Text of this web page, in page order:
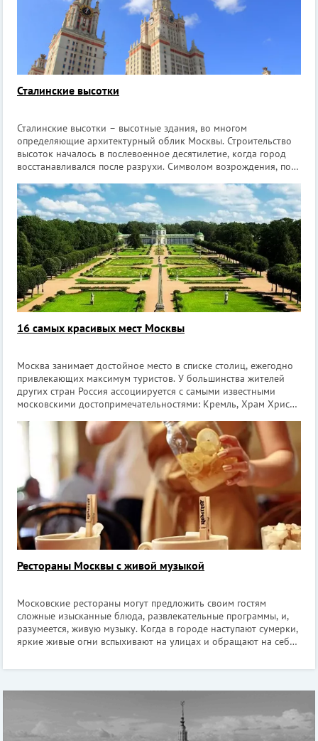
Сталинские высотки
Сталинские высотки – высотные здания, во многом
определяющие архитектурный облик Москвы. Строительство
высоток началось в послевоенное десятилетие, когда город
восстанавливался после разрухи. Символом возрождения, по
архитектуры. В Совмине
16 самых красивых мест Москвы
Москва занимает достойное место в списке столиц, ежегодно
привлекающих максимум туристов. У большинства жителей
других стран Россия ассоциируется с самыми известными
московскими достопримечательностями: Кремль, Храм Христа
всех красивых
Рестораны Москвы с живой музыкой
Московские рестораны могут предложить своим гостям
сложные изысканные блюда, развлекательные программы, и,
разумеется, живую музыку. Когда в городе наступают сумерки,
яркие живые огни вспыхивают на улицах и обращают на себя
обстановке. Те места, и